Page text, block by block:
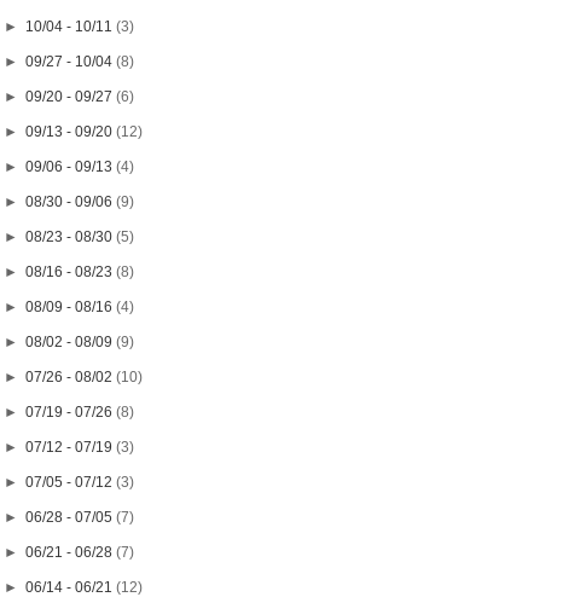
► 10/04 - 10/11(3)
►09/27 - 10/04(8)
►09/20 - 09/27(6)
►09/13 - 09/20(12)
►09/06 - 09/13(4)
►08/30 - 09/06(9)
►08/23 - 08/30(5)
►08/16 - 08/23(8)
►08/09 - 08/16(4)
►08/02 - 08/09(9)
►07/26 - 08/02(10)
►07/19 - 07/26(8)
►07/12 - 07/19(3)
►07/05 - 07/12(3)
►06/28 - 07/05(7)
►06/21 - 06/28(7)
►06/14 - 06/21(12)